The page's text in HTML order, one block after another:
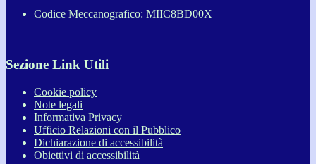
Codice Meccanografico: MIIC8BD00X
Sezione Link Utili
Cookie policy
Note legali
Informativa Privacy
Ufficio Relazioni con il Pubblico
Dichiarazione di accessibilità
Obiettivi di accessibilità